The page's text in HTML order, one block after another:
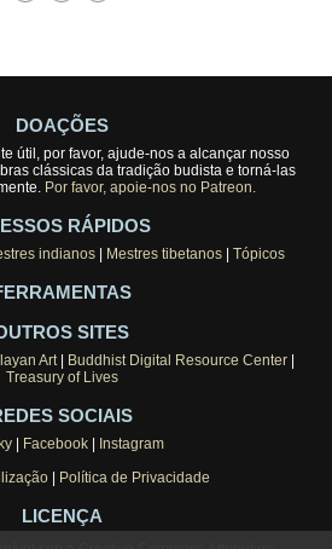
DOAÇÕES
útil, por favor, ajude-nos a alcançar nosso
clássicas da tradição budista e torná-las
Por favor, apoie-nos no Patreon.
RÁPIDOS
indianos Mestres tibetanos Tópicos
SITES
Art| Buddhist Digital Resource Center|
Treasury of Lives
SOCIAIS
| Facebook|
Instagram
Política de Privacidade
LICENÇA